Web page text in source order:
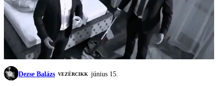
Dezse Balázs VEZÉRCIKK június 15.